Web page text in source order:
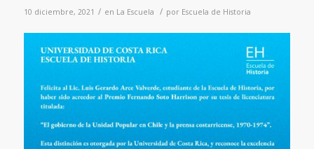
10 diciembre, 2021 / en La Escuela / por Escuela de Historia